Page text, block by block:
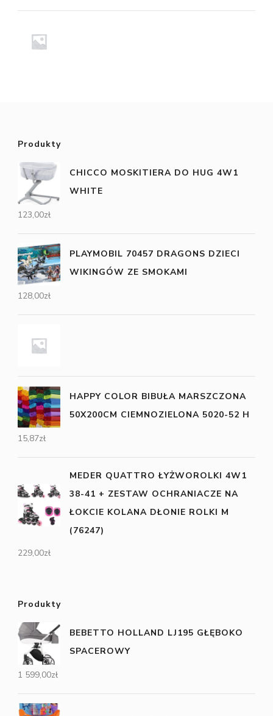
Produkty
CHICCO MOSKITIERA DO HUG 4W1
WHITE
123,00zł
PLAYMOBIL 70457 DRAGONS DZIECI
WIKINGÓW ZE SMOKAMI
128,00zł
HAPPY COLOR BIBUŁA MARSZCZONA
50X200CM CIEMNOZIELONA 5020-52 H
15,87zł
MEDER QUATTRO ŁYŻWOROLKI 4W1
38-41 + ZESTAW OCHRANIACZE NA
ŁOKCIE KOLANA DŁONIE ROLKI M
(76247)
229,00zł
Produkty
BEBETTO HOLLAND LJ195 GŁĘBOKO
SPACEROWY
1 599,00zł